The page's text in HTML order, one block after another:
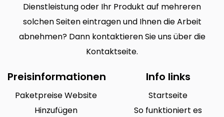
Dienstleistung oder Ihr Produkt auf mehreren
solchen Seiten eintragen und Ihnen die Arbeit
abnehmen? Dann kontaktieren Sie uns über die
Kontaktseite.
Preisinformationen
Paketpreise Website
Hinzufügen
Info links
Startseite
So funktioniert es